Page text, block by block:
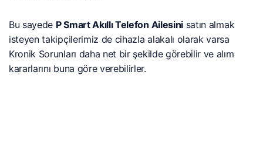
Bu sayede P Smart Akıllı Telefon Ailesini satın almak
isteyen takipçilerimiz de cihazla alakalı olarak varsa
Kronik Sorunları daha net bir şekilde görebilir ve alım
kararlarını buna göre verebilirler.